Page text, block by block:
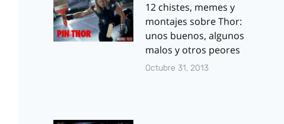
12 chistes, memes y
montajes sobre Thor:
unos buenos, algunos
malos y otros peores
Octubre 31, 2013